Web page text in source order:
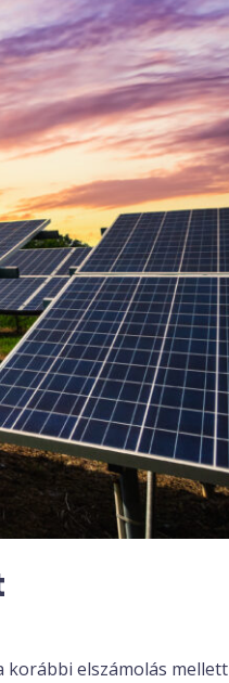
korábbi elszámolás mellett